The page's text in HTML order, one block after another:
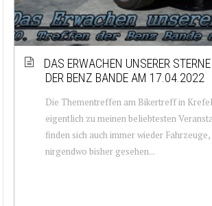
DAS ERWACHEN UNSERER
DER BENZ BANDE AM 17.04.2022
Die Thementreffen am Bikertreff in
eigentlich zu meinen beliebtesten
finden sich auch immer wieder
nirgendwo bisher gesehen...